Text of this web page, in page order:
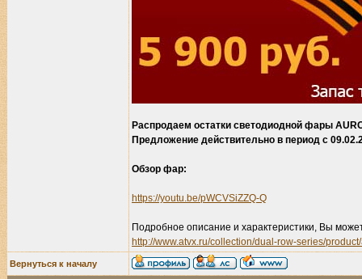
Распродаем остатки светодиодной фары
Предложение действительно в период с
Обзор фар:
https://youtu.be/pWCVSiZZQ-Q
Подробное описание и характеристики, Вы
http://www.atvx.ru/collection/dual-row-series/
Вернуться к началу